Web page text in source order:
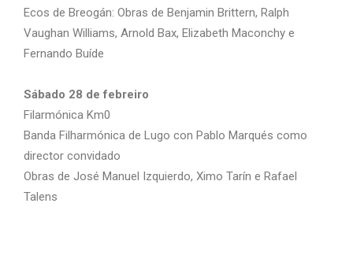
Ecos de Breogán: Obras de Benjamin Brittern, Ralph
Vaughan Williams, Arnold Bax, Elizabeth Maconchy e
Fernando Buíde
Sábado 28 de febreiro
Filarmónica Km0
Banda Filharmónica de Lugo con Pablo Marqués como
director convidado
Obras de José Manuel Izquierdo, Ximo Tarín e Rafael
Talens